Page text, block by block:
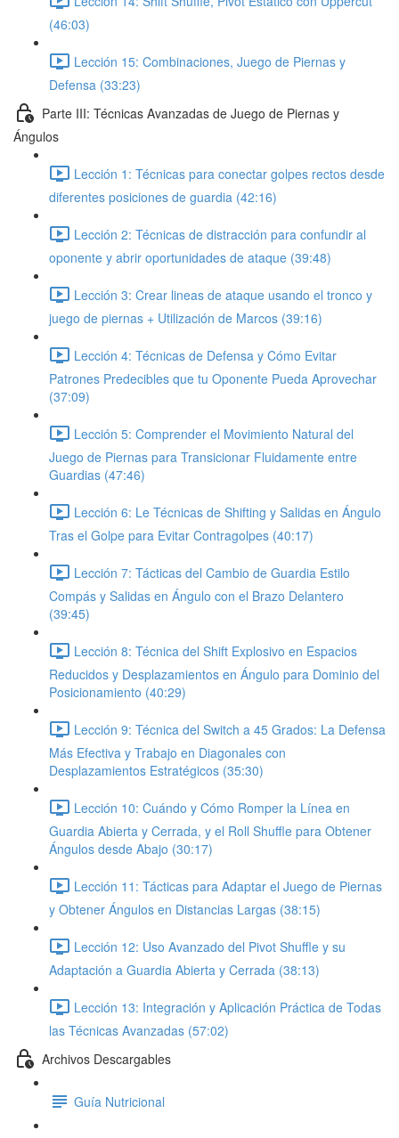
(46:03)
Lección 15: Combinaciones, Juego de Piernas y
Defensa (33:23)
Parte III: Técnicas Avanzadas de Juego de Piernas y
Ángulos
Lección 1: Técnicas para conectar golpes rectos desde
diferentes posiciones de guardia (42:16)
Lección 2: Técnicas de distracción para confundir al
oponente y abrir oportunidades de ataque (39:48)
Lección 3: Crear lineas de ataque usando el tronco y
juego de piernas + Utilización de Marcos (39:16)
Lección 4: Técnicas de Defensa y Cómo Evitar
Patrones Predecibles que tu Oponente Pueda Aprovechar
(37:09)
Lección 5: Comprender el Movimiento Natural del
Juego de Piernas para Transicionar Fluidamente entre
Guardias (47:46)
Lección 6: Le Técnicas de Shifting y Salidas en Ángulo
Tras el Golpe para Evitar Contragolpes (40:17)
Lección 7: Tácticas del Cambio de Guardia Estilo
Compás y Salidas en Ángulo con el Brazo Delantero
(39:45)
Lección 8: Técnica del Shift Explosivo en Espacios
Reducidos y Desplazamientos en Ángulo para Dominio del
Posicionamiento (40:29)
Lección 9: Técnica del Switch a 45 Grados: La Defensa
Más Efectiva y Trabajo en Diagonales con
Desplazamientos Estratégicos (35:30)
Lección 10: Cuándo y Cómo Romper la Línea en
Guardia Abierta y Cerrada, y el Roll Shuffle para Obtener
Ángulos desde Abajo (30:17)
Lección 11: Tácticas para Adaptar el Juego de Piernas
y Obtener Ángulos en Distancias Largas (38:15)
Lección 12: Uso Avanzado del Pivot Shuffle y su
Adaptación a Guardia Abierta y Cerrada (38:13)
Lección 13: Integración y Aplicación Práctica de Todas
las Técnicas Avanzadas (57:02)
Archivos Descargables
Guía Nutricional